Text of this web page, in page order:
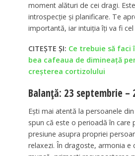
moment alături de cei dragi.
introspecție și planificare. Te
importantă, iar intuiția îți va fi
CITEȘTE ȘI: Ce trebuie să faci
bea cafeaua de dimineață
creșterea cortizolului
Balanță: 23 septembrie –
Ești mai atentă la persoanele
spun că este o perioadă în care
presiune asupra propriei
relaxezi. În dragoste, armonia e